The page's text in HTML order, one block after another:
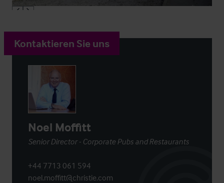
Kontaktieren Sie uns
Noel Moffitt
Senior Director - Corporate Pubs and Restaurants
+44 7713 061 594
noel.moffitt@christie.com